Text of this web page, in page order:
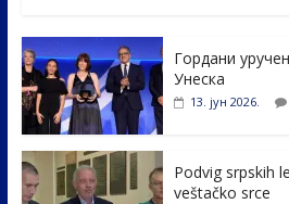
e
b
o
o
k
itt
er e
dI
e
Гордани
Унеска
13. јун 2026.
Podvig srpskih
veštačko srce